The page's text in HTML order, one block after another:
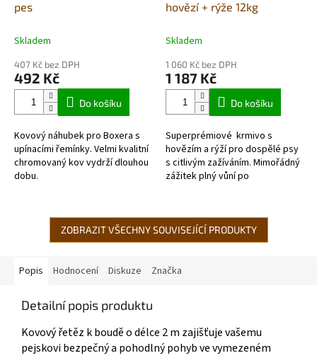
pes
Skladem
407 Kč bez DPH
492 Kč
Do košíku
Kovový náhubek pro Boxera s
upínacími řemínky. Velmi kvalitní
chromovaný kov vydrží dlouhou
dobu.
hovězí + rýže 12kg
Skladem
1 060 Kč bez DPH
1 187 Kč
Do košíku
Superprémiové krmivo s
hovězím a rýží pro dospělé psy
s citlivým zažíváním. Mimořádný
zážitek plný vůní po
rýže, doplněného...
ZOBRAZIT VŠECHNY SOUVISEJÍCÍ PRODUKTY
Popis Hodnocení Diskuze Značka
Detailní popis produktu
Kovový řetěz k boudě o délce 2 m zajišťuje vašemu
pejskovi bezpečný a pohodlný pohyb ve vymezeném